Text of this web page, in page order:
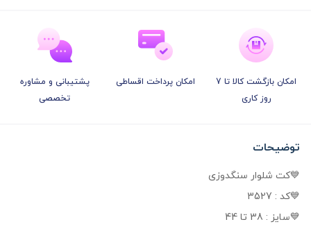
امکان بازگشت کالا تا 7
روز کاری
امکان پرداخت اقساطی
پشتیبانی و مشاوره
تخصصی
توضیحات
💙کت شلوار سنگدوزی
💙کد : 3527
💙سایز : 38 تا 44